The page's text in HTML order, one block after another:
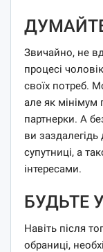
Звичайно, не
процесі
своїх потреб.
але як мінімум
партнерки. А
ви заздалегідь
супутниці, а
інтересами.
БУДЬТЕ
Навіть після
обраниці,